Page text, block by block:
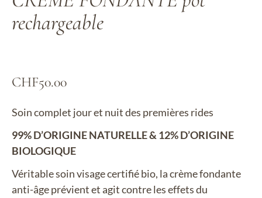
rechargeable
CHF50.00
Soin complet jour et nuit des premières rides
99% D’ORIGINE NATURELLE & 12% D’ORIGINE
BIOLOGIQUE
Véritable soin visage certifié bio, la crème fondante
anti-âge prévient et agit contre les effets du